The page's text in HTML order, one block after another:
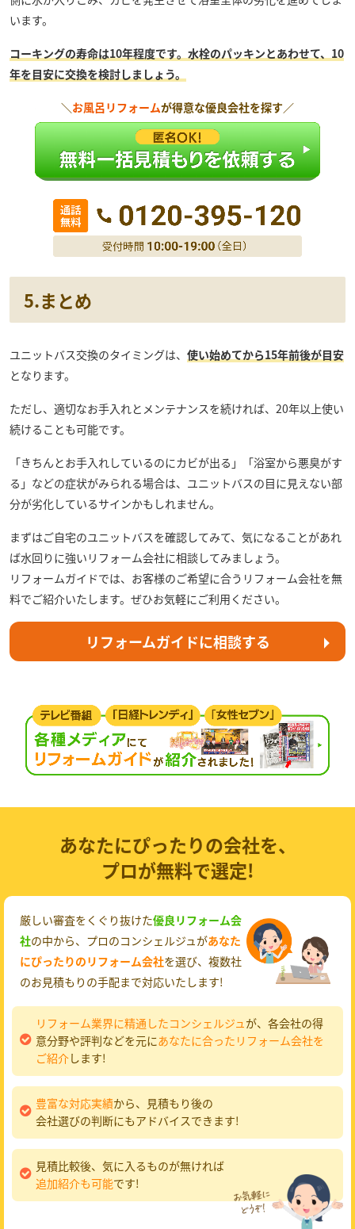
います。
コーキングの寿命は10年程度です。水栓のパッキンとあわせて、10
年を目安に交換を検討しましょう。
＼お風呂リフォームが得意な優良会社を探す／
5.まとめ
ユニットバス交換のタイミングは、 使い始めてから15年前後が目安
となります。
ただし、適切なお手入れとメンテナンスを続ければ、20年以上使い
続けることも可能です。
「きちんとお手入れしているのにカビが出る」「浴室から悪臭がす
る」などの症状がみられる場合は、ユニットバスの目に見えない部
分が劣化しているサインかもしれません。
まずはご自宅のユニットバスを確認してみて、気になることがあれ
ば水回りに強いリフォーム会社に相談してみましょう。
リフォームガイドでは、お客様のご希望に合うリフォーム会社を無
料でご紹介いたします。ぜひお気軽にご利用ください。
リフォームガイドに相談する
あなたにぴったりの会社を、
プロが無料で選定!
厳しい審査をくぐり抜けた優良リフォーム会
社の中から、プロのコンシェルジュがあなた
にぴったりのリフォーム会社を選び、複数社
のお見積もりの手配まで対応いたします!
リフォーム業界に精通したコンシェルジュが、各会社の得
意分野や評判などを元にあなたに合ったリフォーム会社を
ご紹介します!
豊富な対応実績から、見積もり後の
会社選びの判断にもアドバイスできます!
見積比較後、気に入るものが無ければ
追加紹介も可能です!